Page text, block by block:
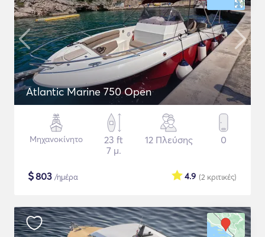
Atlantic Marine 750 Open
Μηχανοκίνητο
23 ft
7 μ.
12 Πλεύσης 0
$803 /ημέρα (2 κριτικές)
4.9